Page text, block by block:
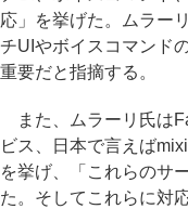
応」を挙げた。ムラー
チUIやボイスコマンド
重要だと指摘する。
また、ムラーリ氏は
ビス、日本で言えば
を挙げ、「これらのサ
た。そしてこれらに対